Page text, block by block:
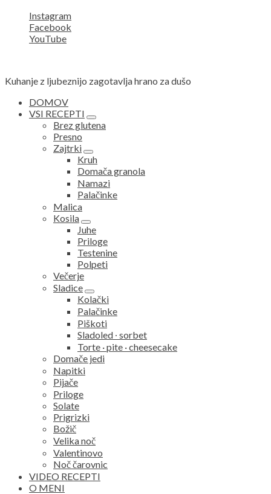
Instagram
Facebook
YouTube
Kuhanje z ljubeznijo zagotavlja hrano za dušo
DOMOV
VSI RECEPTI
expand
child
Brez glutena
Presno
Zajtrki
expand
child
menu
Kruh
Domača granola
Namazi
Palačinke
Malica
Kosila
expand
child
menu
Juhe
Priloge
Testenine
Polpeti
Večerje
Sladice
expand
child
menu
Kolački
Palačinke
Piškoti
Sladoled ∙ sorbet
Torte · pite · cheesecake
Domače jedi
Napitki
Pijače
Priloge
Solate
Prigrizki
Božič
Velika noč
Valentinovo
Noč čarovnic
VIDEO RECEPTI
O MENI